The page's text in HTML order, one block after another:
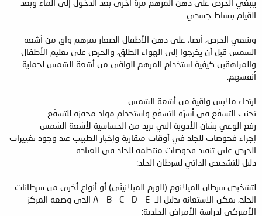
ينبغي الحرص على دهن المرهم مرة أخرى بعد الدخول إلى الماء وبعد
القيام بنشاط جسدي.
وينبغي الحرص، أيضا، على دهن الأطفال الصغار بمرهم واق من أشعة
الشمس قبل أن يخرجوا إلى الهواء الطلق، والحرص على تعليم الأطفال
والمراهقين كيفية استخدام المرهم الواقي من أشعة الشمس لحماية
أنفسهم.
ارتداء ملابس واقية من أشعة الشمس
تجنب التسفّع في أسرّة التسفّع واستخدام مواد محفزة للتسفّع
رفع الوعي بشأن الأدوية التي تزيد من الحساسية لأشعة الشمس
إجراء فحوصات للجلد في أوقات متقاربة وإخبار الطبيب عند وجود تغييرات
الحرص على تنفيذ فحوصات منتظمة للجلد في العيادة
دليل للتشخيص الذاتي لسرطان الجلد:
لتشخيص سرطان الميلانوم (الورم الميلانينّي) أو أنواع أخرى من سرطانات
الجلد، يمكن الاستعانة بدليل الـ -A - B - C - D - E الذي وضعه المركز
الأميركي لدراسة الأمراض الجلدية: